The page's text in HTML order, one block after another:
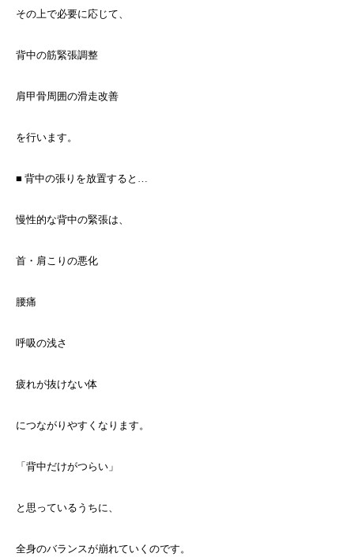
その上で必要に応じて、
背中の筋緊張調整
肩甲骨周囲の滑走改善
を行います。
■ 背中の張りを放置すると…
慢性的な背中の緊張は、
首・肩こりの悪化
腰痛
呼吸の浅さ
疲れが抜けない体
につながりやすくなります。
「背中だけがつらい」
と思っているうちに、
全身のバランスが崩れていくのです。